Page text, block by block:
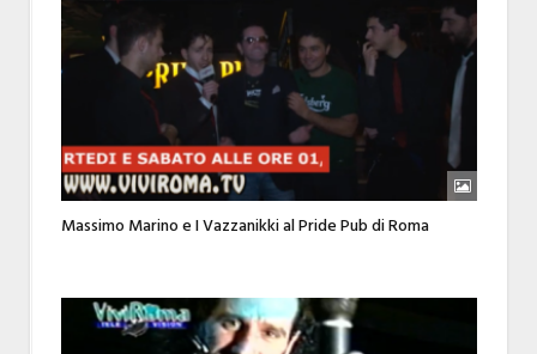
Massimo Marino e I Vazzanikki al Pride Pub di Roma